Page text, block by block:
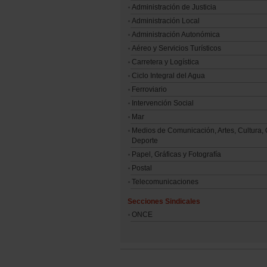
Administración de Justicia
Administración Local
Administración Autonómica
Aéreo y Servicios Turísticos
Carretera y Logística
Ciclo Integral del Agua
Ferroviario
Intervención Social
Mar
Medios de Comunicación, Artes, Cultura,
Deporte
Papel, Gráficas y Fotografía
Postal
Telecomunicaciones
Secciones Sindicales
ONCE